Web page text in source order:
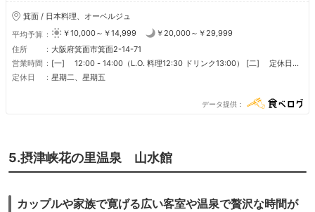
箕面 / 日本料理、オーベルジュ
平均予算
￥10,000～￥14,999
￥20,000～￥29,999
住所
大阪府箕面市箕面2-14-71
営業時間
[一] 12:00 - 14:00（L.O. 料理12:30 ドリンク13:00） [二] 定休日
[三] 12:00 - 14:00（L.O. 料理12:30 ドリンク13:00） [四] 12:00 -
14:00（L.O. 料理12:30 ドリンク13:00） [日] 12:00 - 14:00（L.O. 料
理12:30 ドリンク13:00） [節假日] 12:00 - 14:00（L.O. 料理12:30 ド
定休日 星期二、星期五
データ提供
5.摂津峡花の里温泉 山水館
カップルや家族で寛げる広い客室や温泉で贅沢な時間が